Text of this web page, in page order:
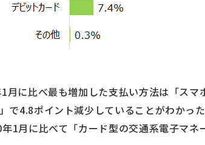
月に比べ最も増加した支払い方法は「ス
で4.8ポイント減少していることがわかった
1月に比べて「カード型の交通系電子マ